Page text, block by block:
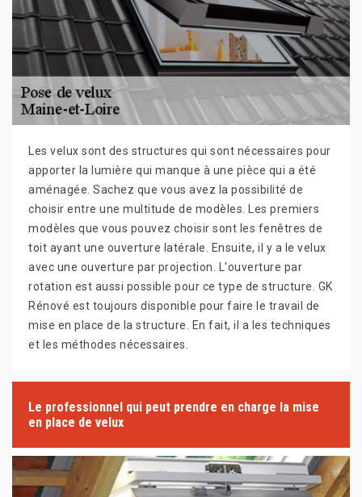
Les velux sont des structures qui sont nécessaires pour
apporter la lumière qui manque à une pièce qui a été
aménagée. Sachez que vous avez la possibilité de
choisir entre une multitude de modèles. Les premiers
modèles que vous pouvez choisir sont les fenêtres de
toit ayant une ouverture latérale. Ensuite, il y a le velux
avec une ouverture par projection. L'ouverture par
rotation est aussi possible pour ce type de structure. GK
Rénové est toujours disponible pour faire le travail de
mise en place de la structure. En fait, il a les techniques
et les méthodes nécessaires.
Le professionnel qui peut prendre en charge la mise
en place de velux